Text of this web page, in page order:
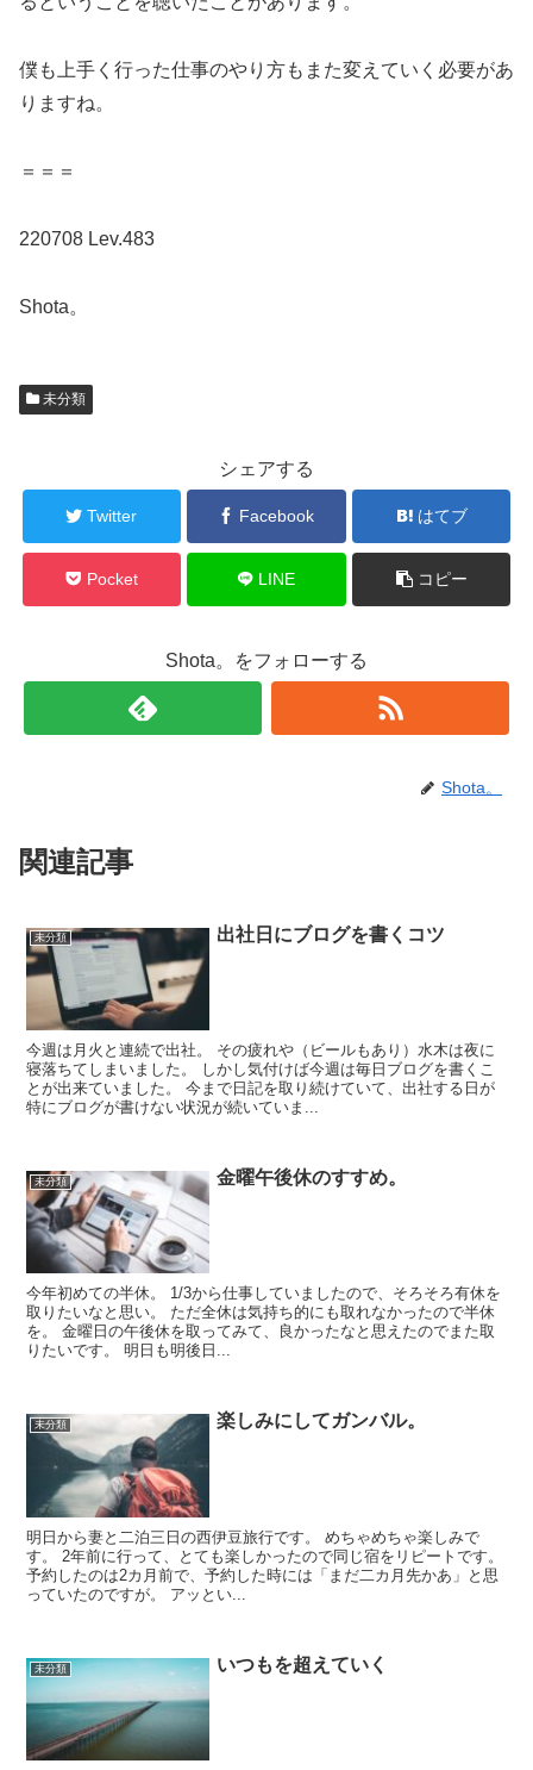
僕も上手く行った仕事のやり方もまた変えていく必要があ
りますね。
＝＝＝
220708 Lev.483
Shota。
未分類
シェアする
Twitter Facebook はてブ
Pocket LINE コピー
Shota。をフォローする
Shota。
関連記事
未分類 出社日にブログを書くコツ
今週は月火と連続で出社。 その疲れや（ビールもあり）水木は夜に
寝落ちてしまいました。 しかし気付けば今週は毎日ブログを書くこ
とが出来ていました。 今まで日記を取り続けていて、出社する日が
特にブログが書けない状況が続いていま...
未分類 金曜午後休のすすめ。
今年初めての半休。 1/3から仕事していましたので、そろそろ有休を
取りたいなと思い。 ただ全休は気持ち的にも取れなかったので半休
を。 金曜日の午後休を取ってみて、良かったなと思えたのでまた取
りたいです。 明日も明後日...
未分類 楽しみにしてガンバル。
明日から妻と二泊三日の西伊豆旅行です。 めちゃめちゃ楽しみで
す。 2年前に行って、とても楽しかったので同じ宿をリピートです。
予約したのは2カ月前で、予約した時には「まだ二カ月先かあ」と思
っていたのですが。 アッとい...
未分類 いつもを超えていく